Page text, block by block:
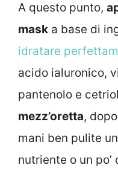
A questo punto,
mask a base di
idratare
acido ialuronico,
pantenolo e
mezz’oretta,
mani ben pulite
nutriente o un po’